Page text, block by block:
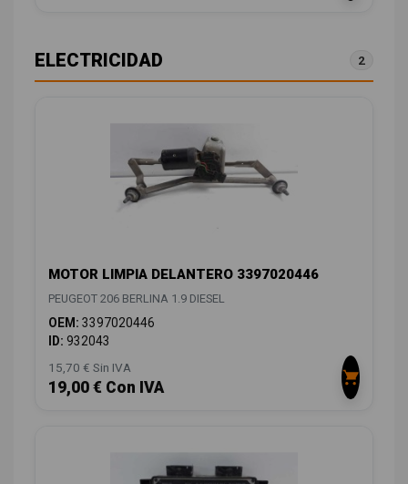
ELECTRICIDAD 2
MOTOR LIMPIA DELANTERO 3397020446
PEUGEOT 206 BERLINA 1.9 DIESEL
OEM: 3397020446
ID: 932043
15,70 € Sin IVA
19,00 € Con IVA